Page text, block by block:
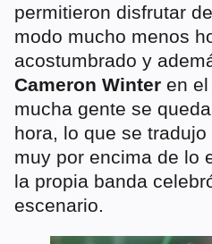
permitieron disfrutar
modo mucho menos
acostumbrado y
Cameron Winter en
mucha gente se
hora, lo que se
muy por encima de lo
la propia banda
escenario.